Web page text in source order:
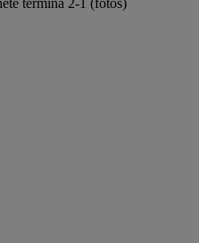
termina 2-1 (fotos)